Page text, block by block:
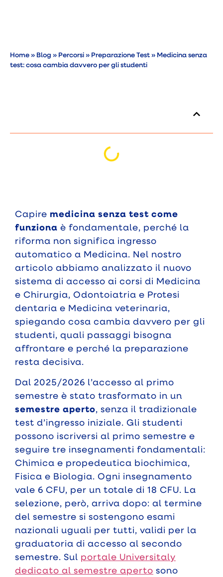
Home» Blog » Percorsi» Preparazione Test» Medicina senza
test: cosa cambia davvero per gli studenti
Capire medicina senza test come
funziona è fondamentale, perché la
riforma non significa ingresso
automatico a Medicina. Nel nostro
articolo abbiamo analizzato il nuovo
sistema di accesso ai corsi di Medicina
e Chirurgia, Odontoiatria e Protesi
dentaria e Medicina veterinaria,
spiegando cosa cambia davvero per gli
studenti, quali passaggi bisogna
affrontare e perché la preparazione
resta decisiva.
Dal 2025/2026 l’accesso al primo
semestre è stato trasformato in un
semestre aperto, senza il tradizionale
test d’ingresso iniziale. Gli studenti
possono iscriversi al primo semestre e
seguire tre insegnamenti fondamentali:
Chimica e propedeutica biochimica,
Fisica e Biologia. Ogni insegnamento
vale 6 CFU, per un totale di 18 CFU. La
selezione, però, arriva dopo: al termine
del semestre si sostengono esami
nazionali uguali per tutti, validi per la
graduatoria di accesso al secondo
semestre. Sul portale Universitaly
dedicato al semestre aperto sono